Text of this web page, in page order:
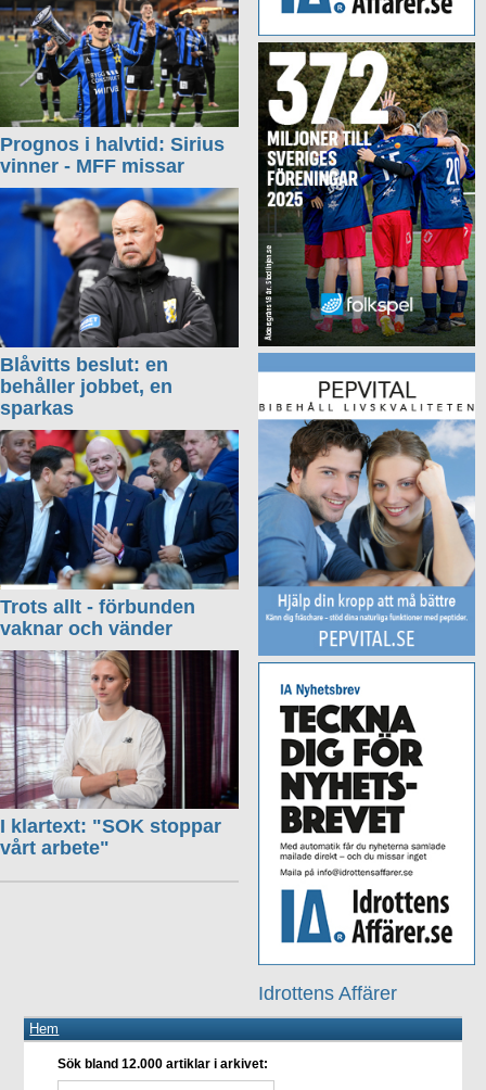
Idrottens Affärer
Prognos i halvtid: Sirius
vinner - MFF missar
Blåvitts beslut: en
behåller jobbet, en
sparkas
Trots allt - förbunden
vaknar och vänder
I klartext: "SOK stoppar
vårt arbete"
Hem
Sök bland 12.000 artiklar i arkivet: